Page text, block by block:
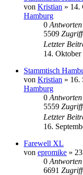
von Kristian » 14.
Hamburg
0 Antworten
5509
Letzter
14.
Stammtisch
von Kristian » 16.
Hamburg
0 Antworten
5559
Letzter
16.
Farewell XL
von epromike »
0 Antworten
6691